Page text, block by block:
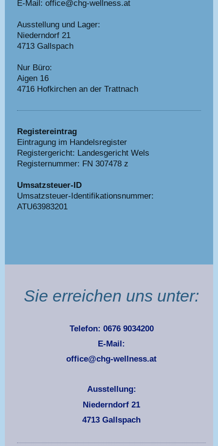
E-Mail: office@chg-wellness.at
Ausstellung und Lager:
Niederndorf 21
4713 Gallspach
Nur Büro:
Aigen 16
4716 Hofkirchen an der Trattnach
Registereintrag
Eintragung im Handelsregister
Registergericht: Landesgericht Wels
Registernummer: FN 307478 z
Umsatzsteuer-ID
Umsatzsteuer-Identifikationsnummer:
ATU63983201
Sie erreichen uns unter:
Telefon: 0676 9034200
E-Mail:
office@chg-wellness.at
Ausstellung:
Niederndorf 21
4713 Gallspach